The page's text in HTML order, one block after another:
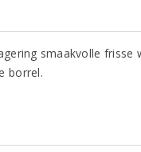
smaakvolle
borrel.